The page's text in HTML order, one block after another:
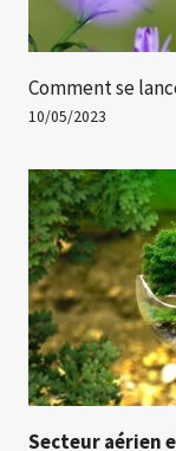
Comment se
10/05/2023
Secteur aérien